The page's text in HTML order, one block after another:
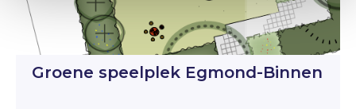
Groene speelplek Egmond-Binnen